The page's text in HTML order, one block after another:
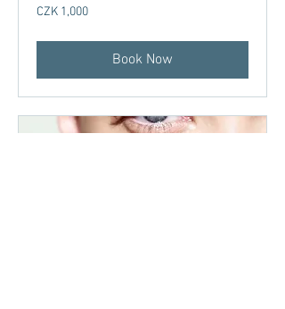
1,000
Czech
CZK 1,000
Book Now